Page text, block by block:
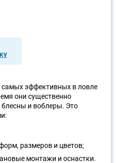
эффективных в ловле
они существенно
блесны и воблеры. Это
размеров и цветов;
монтажи и оснастки.